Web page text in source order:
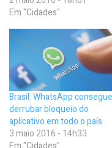
Em "Cidades"
Brasil: WhatsApp consegue
derrubar bloqueio do
aplicativo em todo o país
3 maio 2016 - 14h33